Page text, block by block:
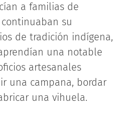
a familias de
su
de tradición indígena,
una notable
artesanales
una campana, bordar
una vihuela.